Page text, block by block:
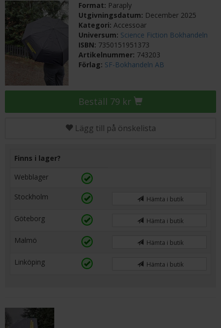
Format: Paraply
Utgivningsdatum: December 2025
Kategori:Accessoar
Universum: Science Fiction Bokhandeln
ISBN: 7350151951373
Artikelnummer: 743203
Förlag: SF-Bokhandeln AB
Beställ 79 kr
Lägg till på önskelista
Finns i lager?
Webblager
Stockholm Hämta i butik
Göteborg Hämta i butik
Malmö Hämta i butik
Linköping Hämta i butik